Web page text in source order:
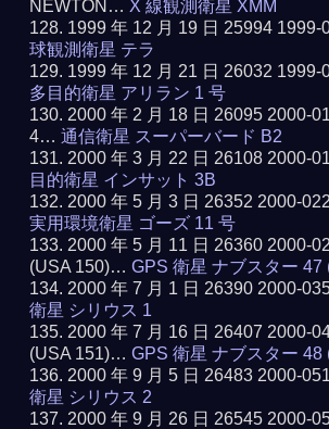
NEWTON… X 線観測衛星 XMM
1999 年 12 月 19 日 25994
球観測衛星 テラ
1999 年 12 月 21 日 26032
多目的衛星 アリラン 1 号
2000 年 2 月 18 日 26095 2000-
4…通信衛星 スーパーバード B2
2000 年 3 月 22 日 26108 2000-
目的衛星 インサット 3B
2000 年 5 月 3 日 26352 2000-
実用環境衛星 ゴーズ 11 号
2000 年 5 月 11 日 26360 2000-
(USA 150)…GPS 衛星 ナブスター 47
2000 年 7 月 1 日 26390 2000-
衛星 シリウス 1
2000 年 7 月 16 日 26407 2000-
(USA 151)…GPS 衛星 ナブスター 48
2000 年 9 月 5 日 26483 2000-
衛星 シリウス 2
2000 年 9 月 26 日 26545 2000-